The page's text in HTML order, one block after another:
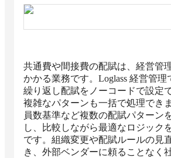
共通費や間接費の配賦は、経営管
かかる業務です。Loglass 経営管
繰り返し配賦をノーコードで設定
複雑なパターンも一括で処理でき
員数基準など複数の配賦パターン
し、比較しながら最適なロジック
です。組織変更や配賦ルールの見
き、外部ベンダーに頼ることなく